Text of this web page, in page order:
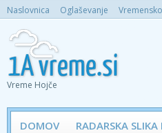
Naslovnica Oglaševanje
Vreme Hojče
DOMOV RADARSKA